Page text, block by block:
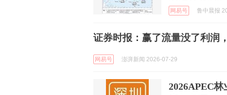
网易号 鲁中晨报
证券时报：赢了流量没了利润
网易号 澎湃新闻 2026-07-29
2026APEC